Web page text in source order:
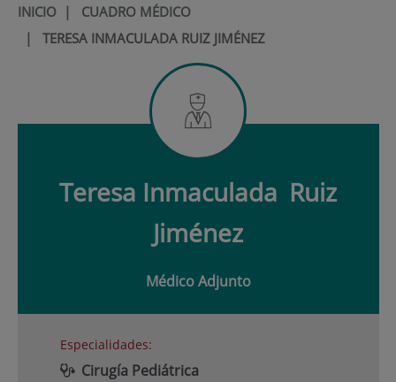
INICIO| CUADRO MÉDICO
| TERESA INMACULADA RUIZ JIMÉNEZ
Teresa Inmaculada Ruiz
Jiménez
Médico Adjunto
Especialidades:
Cirugía Pediátrica